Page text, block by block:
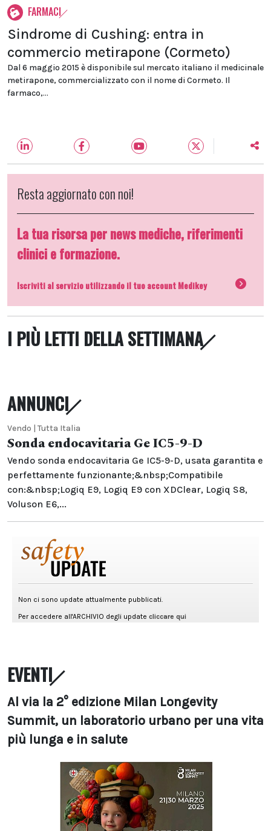
FARMACI
Sindrome di Cushing: entra in
commercio metirapone (Cormeto)
Dal 6 maggio 2015 è disponibile sul mercato italiano il medicinale
metirapone, commercializzato con il nome di Cormeto. Il
farmaco,...
Resta aggiornato con noi!
La tua risorsa per news mediche, riferimenti
clinici e formazione.
Iscriviti al servizio utilizzando il tuo account Medikey
I PIÙ LETTI DELLA SETTIMANA
ANNUNCI
Vendo | Tutta Italia
Sonda endocavitaria Ge IC5-9-D
Vendo sonda endocavitaria Ge IC5-9-D, usata garantita e
perfettamente funzionante;&nbsp;Compatibile
con:&nbsp;Logiq E9, Logiq E9 con XDClear, Logiq S8,
Voluson E6,...
EVENTI
Al via la 2° edizione Milan Longevity
Summit, un laboratorio urbano per una vita
più lunga e in salute